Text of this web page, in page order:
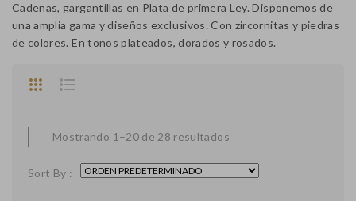
Cadenas, gargantillas en Plata de primera Ley. Disponemos de
una amplia gama y diseños exclusivos. Con zircornitas y piedras
de colores. En tonos plateados, dorados y rosados.
Mostrando 1–20 de 28 resultados
Sort By :